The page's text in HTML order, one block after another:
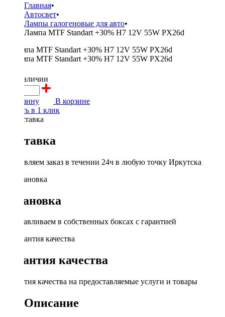
Главная•
Автосвет•
Лампы галогеновые для авто•
Лампа MTF Standart +30% H7 12V 55W PX26d
в наличии
В корзину
В корзине
Купить в 1 клик
Доставка
Доставляем заказ в течении 24ч в любую точку Иркутска
Установка
Устанавливаем в собственных боксах с гарантией
Гарантия качества
Гарантия качества на предоставляемые услуги и товары
Описание